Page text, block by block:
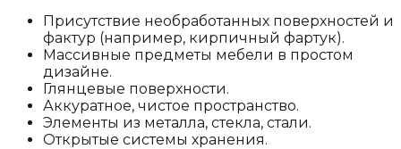
Присутствие необработанных поверхностей и
фактур (например, кирпичный фартук).
Массивные предметы мебели в простом
дизайне.
Глянцевые поверхности.
Аккуратное, чистое пространство.
Элементы из металла, стекла, стали.
Открытые системы хранения.